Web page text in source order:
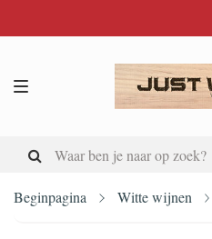
Beginpagina Witte wijnen